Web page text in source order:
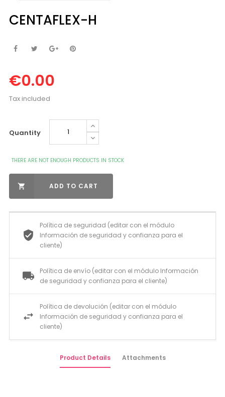
CENTAFLEX-H
€0.00
Tax included
Quantity
THERE ARE NOT ENOUGH PRODUCTS IN STOCK
 ADD TO CART
Política de seguridad (editar con el módulo
Información de seguridad y confianza para el
cliente)
Política de envío (editar con el módulo Información
de seguridad y confianza para el cliente)
Política de devolución (editar con el módulo
Información de seguridad y confianza para el
cliente)
Product Details Attachments